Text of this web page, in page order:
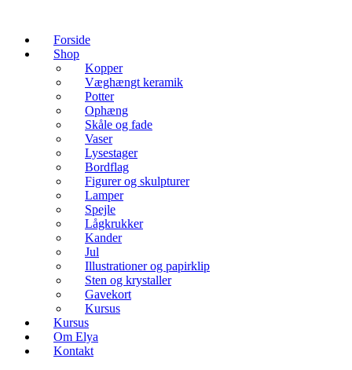
Forside
Shop
Kopper
Væghængt keramik
Potter
Ophæng
Skåle og fade
Vaser
Lysestager
Bordflag
Figurer og skulpturer
Lamper
Spejle
Lågkrukker
Kander
Jul
Illustrationer og papirklip
Sten og krystaller
Gavekort
Kursus
Kursus
Om Elya
Kontakt